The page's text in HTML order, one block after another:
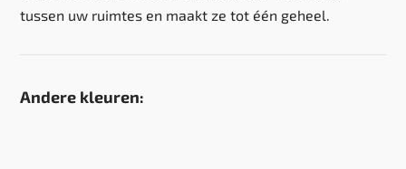
tussen uw ruimtes en maakt ze tot één geheel.
Andere kleuren: